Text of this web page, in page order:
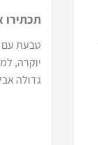
טבעת עם
יוקרה,
גדולה